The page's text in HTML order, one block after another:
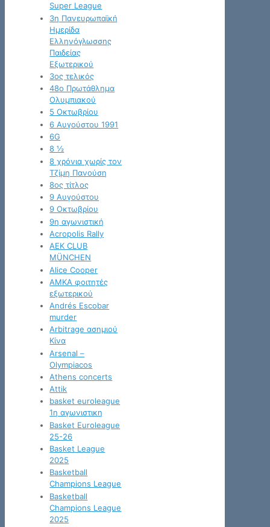
Super League
3η Πανευρωπαϊκή
Ημερίδα
Ελληνόγλωσσης
Παιδείας
Εξωτερικού
3ος τελικός
48ο Πρωτάθλημα
Ολυμπιακού
5 Οκτωβρίου
6 Αυγούστου 1991
6G
8 ½
8 χρόνια χωρίς τον
Τζίμη Πανούση
8ος τίτλος
9 Αυγούστου
9 Οκτωβρίου
9η αγωνιστική
Acropolis Rally
AEK CLUB
MÜNCHEN
Alice Cooper
AMKA φοιτητές
εξωτερικού
Andrés Escobar
murder
Arbitrage ασημιού
Κίνα
Arsenal –
Olympiacos
Athens concerts
Attik
basket euroleague
1η αγωνιστικη
Basket Euroleague
25-26
Basket League
2025
Basketball
Champions League
Basketball
Champions League
2025